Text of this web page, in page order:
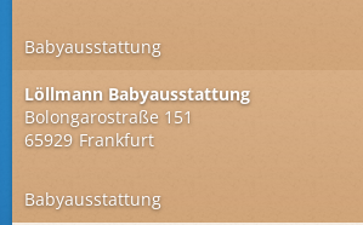
Babyausstattung
Löllmann Babyausstattung
Bolongarostraße 151
65929 Frankfurt
Babyausstattung